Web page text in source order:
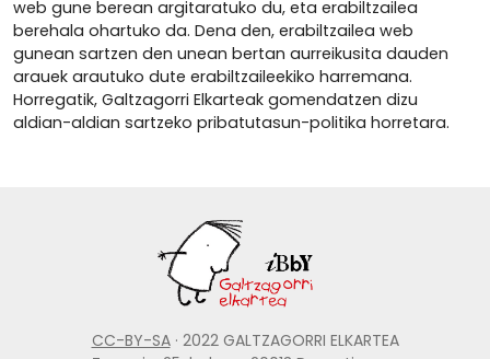
web gune berean argitaratuko du, eta erabiltzailea
berehala ohartuko da. Dena den, erabiltzailea web
gunean sartzen den unean bertan aurreikusita dauden
arauek arautuko dute erabiltzaileekiko harremana.
Horregatik, Galtzagorri Elkarteak gomendatzen dizu
aldian-aldian sartzeko pribatutasun-politika horretara.
CC-BY-SA· 2022 GALTZAGORRI ELKARTEA